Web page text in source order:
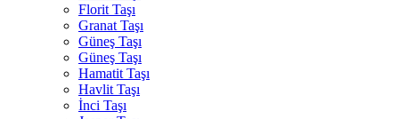
Florit Taşı
Granat Taşı
Güneş Taşı
Güneş Taşı
Hamatit Taşı
Havlit Taşı
İnci Taşı